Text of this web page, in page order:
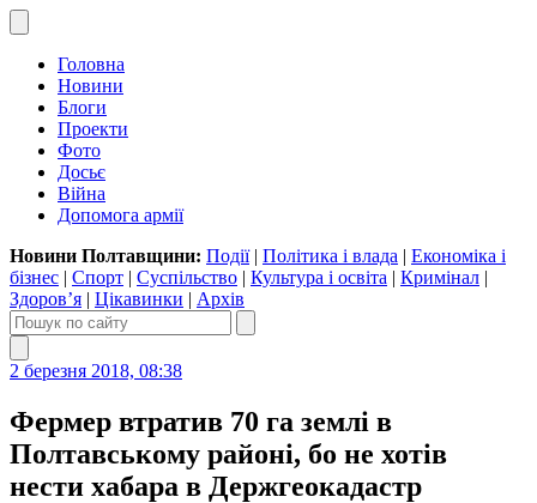
Головна
Новини
Блоги
Проекти
Фото
Досьє
Війна
Допомога армії
Новини Полтавщини: Події| Політика і влада | Економіка і
бізнес | Спорт | Суспільство | Культура і освіта | Кримінал |
Здоров’я | Цікавинки | Архів
2 березня 2018, 08:38
Фермер втратив 70 га землі в
Полтавському районі, бо не хотів
нести хабара в Держгеокадастр